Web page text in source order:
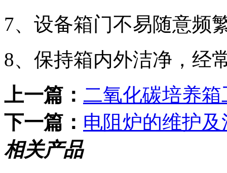
7、设备箱门不易随意频
8、保持箱内外洁净，经
上一篇： 二氧化碳培养
下一篇： 电阻炉的维护
相关产品